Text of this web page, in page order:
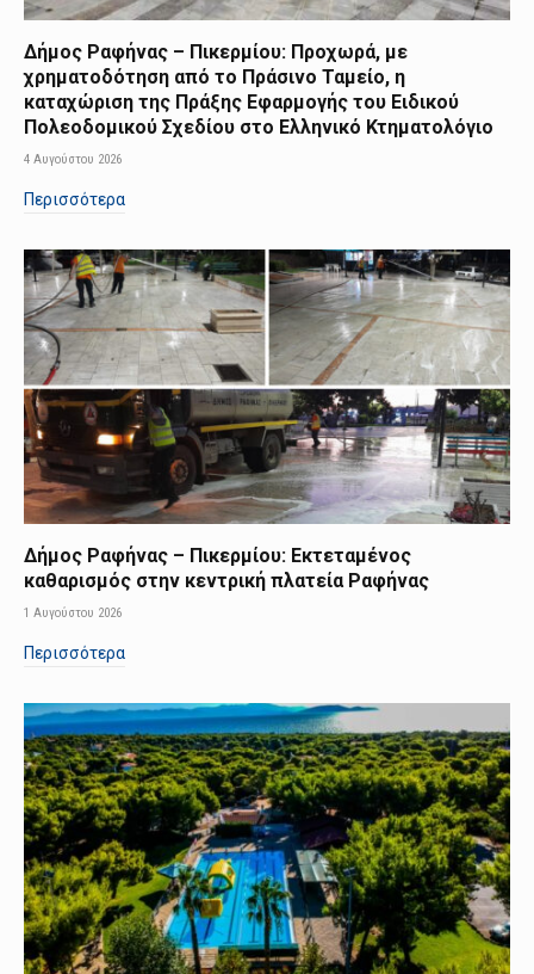
Δήμος Ραφήνας – Πικερμίου: Προχωρά, με
χρηματοδότηση από το Πράσινο Ταμείο, η
καταχώριση της Πράξης Εφαρμογής του Ειδικού
Πολεοδομικού Σχεδίου στο Ελληνικό Κτηματολόγιο
4 Αυγούστου 2026
Περισσότερα
Δήμος Ραφήνας – Πικερμίου: Εκτεταμένος
καθαρισμός στην κεντρική πλατεία Ραφήνας
1 Αυγούστου 2026
Περισσότερα